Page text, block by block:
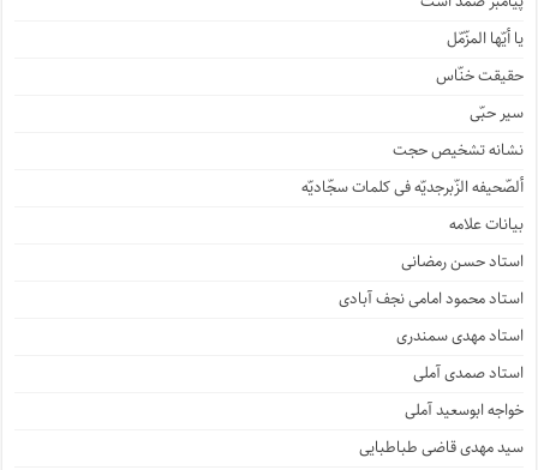
یا أیّها المزّمّل
حقیقت خنّاس
سیر حبّی
نشانه تشخیص حجت
ألصّحیفه الزّبرجدیّه فی کلمات سجّادیّه
بیانات علامه
استاد حسن رمضانی
استاد محمود امامی نجف آبادی
استاد مهدی سمندری
استاد صمدی آملی
خواجه ابوسعید آملی
سید مهدی قاضی طباطبایی